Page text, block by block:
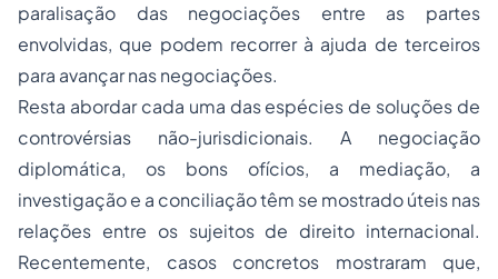
paralisação das negociações entre as partes
envolvidas, que podem recorrer à ajuda de terceiros
para avançar nas negociações.
Resta abordar cada uma das espécies de soluções de
controvérsias não-jurisdicionais. A negociação
diplomática, os bons ofícios, a mediação, a
investigação e a conciliação têm se mostrado úteis nas
relações entre os sujeitos de direito internacional.
Recentemente, casos concretos mostraram que,